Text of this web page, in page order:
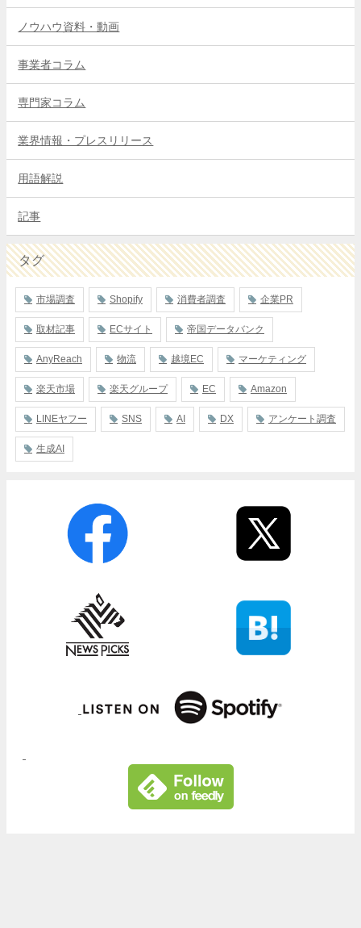
ノウハウ資料・動画
事業者コラム
専門家コラム
業界情報・プレスリリース
用語解説
記事
タグ
市場調査 Shopify 消費者調査 企業PR
取材記事 ECサイト 帝国データバンク
AnyReach 物流 越境EC マーケティング
楽天市場 楽天グループ EC Amazon
LINEヤフー SNS AI DX アンケート調査
生成AI